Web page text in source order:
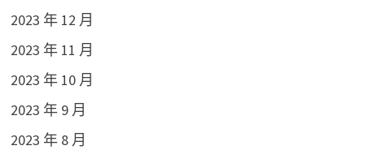
2023 年 12 月
2023 年 11 月
2023 年 10 月
2023 年 9 月
2023 年 8 月